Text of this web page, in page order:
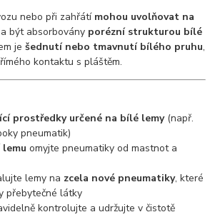
nebo při zahřátí mohou uvolňovat na
být absorbovány porézní strukturou bílé
ješednutí nebo tmavnutí bílého pruhu,
kontaktu s pláštěm.
prostředky určené na bílé lemy(např.
pneumatik)
omyjte pneumatiky od mastnot a
lemy na zcela nové pneumatiky, které
přebytečné látky
kontrolujte a udržujte v čistotě